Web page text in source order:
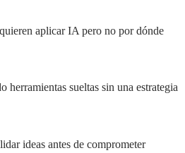
aplicar IA pero no por dónde
herramientas sueltas sin una estrategia
ideas antes de comprometer